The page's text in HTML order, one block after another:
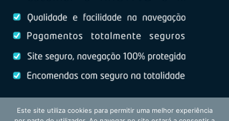
Este site utiliza cookies para permitir uma melhor experiência